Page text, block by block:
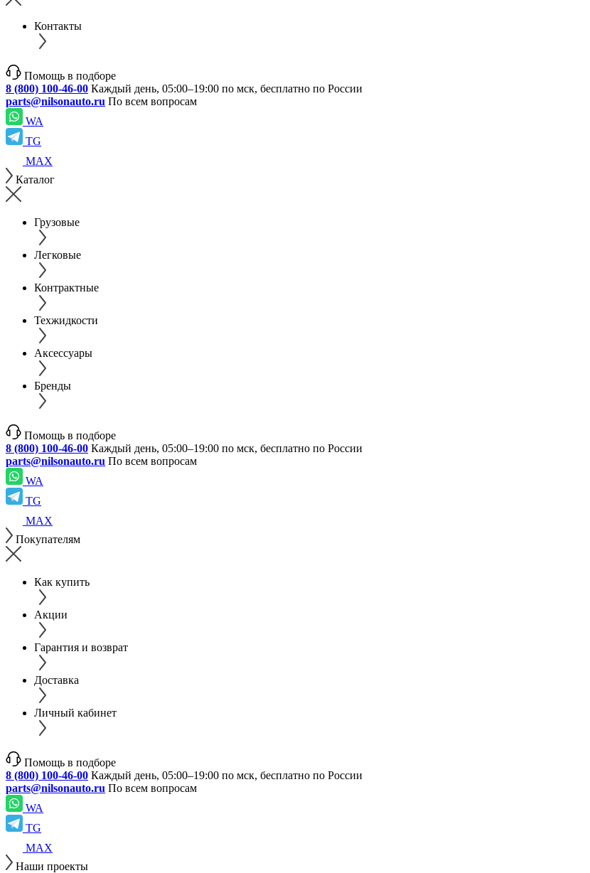
Контакты
Помощь в подборе
8 (800) 100-46-00 Каждый день, 05:00–19:00 по мск, бесплатно по России
parts@nilsonauto.ru По всем вопросам
WA
TG
MAX
Каталог
Грузовые
Легковые
Контрактные
Техжидкости
Аксессуары
Бренды
Помощь в подборе
8 (800) 100-46-00 Каждый день, 05:00–19:00 по мск, бесплатно по России
parts@nilsonauto.ru По всем вопросам
WA
TG
MAX
Покупателям
Как купить
Акции
Гарантия и возврат
Доставка
Личный кабинет
Помощь в подборе
8 (800) 100-46-00 Каждый день, 05:00–19:00 по мск, бесплатно по России
parts@nilsonauto.ru По всем вопросам
WA
TG
MAX
Наши проекты